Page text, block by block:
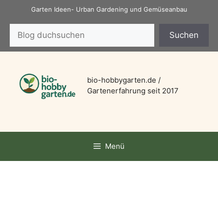
springen
Garten Ideen- Urban Gardening und Gemüseanbau
Suchen
bio-hobbygarten.de /
Gartenerfahrung seit 2017
Menü